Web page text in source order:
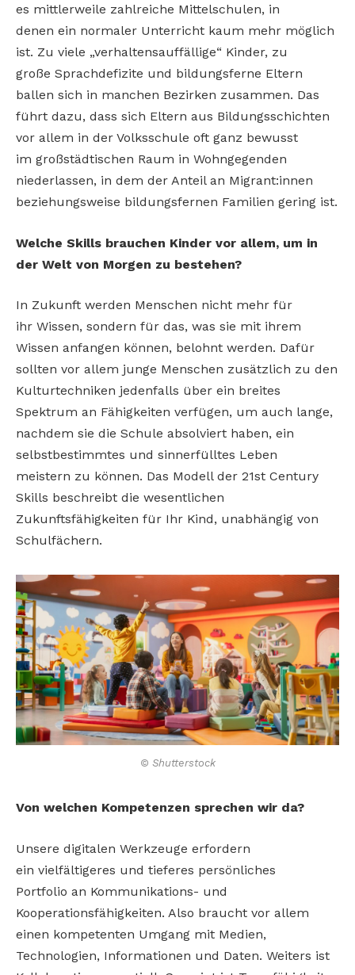
es mittlerweile zahlreiche Mittelschulen, in
denen ein normaler Unterricht kaum mehr möglich
ist. Zu viele „verhaltensauffällige“ Kinder, zu
große Sprachdefizite und bildungsferne Eltern
ballen sich in manchen Bezirken zusammen. Das
führt dazu, dass sich Eltern aus Bildungsschichten
vor allem in der Volksschule oft ganz bewusst
im großstädtischen Raum in Wohngegenden
niederlassen, in dem der Anteil an Migrant:innen
beziehungsweise bildungsfernen Familien gering ist.
Welche Skills brauchen Kinder vor allem, um in
der Welt von Morgen zu bestehen?
In Zukunft werden Menschen nicht mehr für
ihr Wissen, sondern für das, was sie mit ihrem
Wissen anfangen können, belohnt werden. Dafür
sollten vor allem junge Menschen zusätzlich zu den
Kulturtechniken jedenfalls über ein breites
Spektrum an Fähigkeiten verfügen, um auch lange,
nachdem sie die Schule absolviert haben, ein
selbstbestimmtes und sinnerfülltes Leben
meistern zu können. Das Modell der 21st Century
Skills beschreibt die wesentlichen
Zukunftsfähigkeiten für Ihr Kind, unabhängig von
Schulfächern.
© Shutterstock
Von welchen Kompetenzen sprechen wir da?
Unsere digitalen Werkzeuge erfordern
ein vielfältigeres und tieferes persönliches
Portfolio an Kommunikations- und
Kooperationsfähigkeiten. Also braucht vor allem
einen kompetenten Umgang mit Medien,
Technologien, Informationen und Daten. Weiters ist